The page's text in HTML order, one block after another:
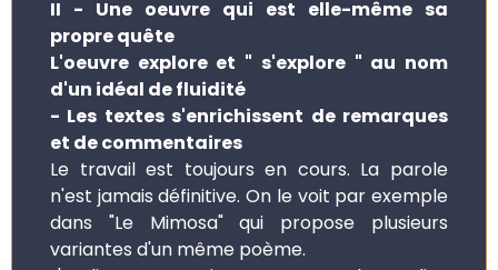
II - Une oeuvre qui est elle-même sa
propre quête
L'oeuvre explore et " s'explore " au nom
d'un idéal de fluidité
- Les textes s'enrichissent de remarques
et de commentaires
Le travail est toujours en cours. La parole
n'est jamais définitive. On le voit par exemple
dans "Le Mimosa" qui propose plusieurs
variantes d'un même poème.